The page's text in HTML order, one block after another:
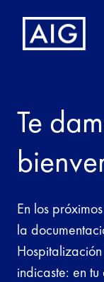
Te
En los
la
indicaste: en